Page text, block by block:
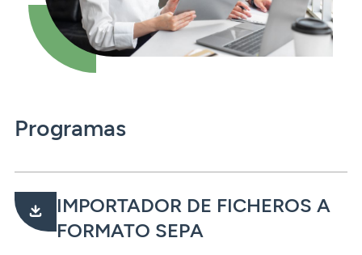
Servicios
Seguros
Servicios
Tarjetas
Seguros
Expatriados
Planes de pensiones
Tarjetas
ES
Programas
IMPORTADOR DE FICHEROS A
FORMATO SEPA